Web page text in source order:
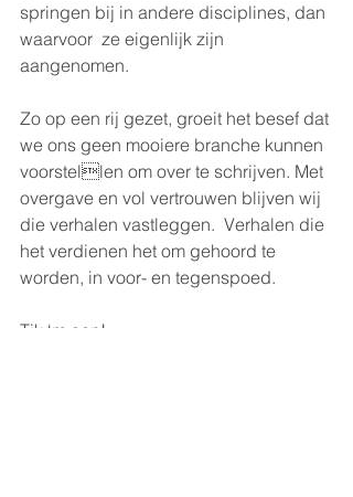
springen bij in andere disciplines, dan
waarvoor  ze eigenlijk zijn
aangenomen.
Zo op een rij gezet, groeit het besef dat
we ons geen mooiere branche kunnen
voorstellen om over te schrijven. Met
overgave en vol vertrouwen blijven wij
die verhalen vastleggen.  Verhalen die
het verdienen het om gehoord te
worden, in voor- en tegenspoed.
Tik ‘m aan!